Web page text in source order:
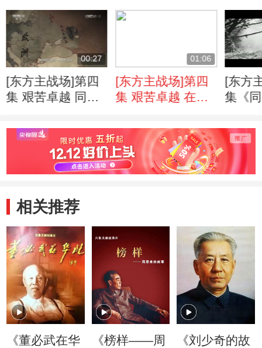
00:27
[东方主战场]第四
集 艰苦卓越 同盟
界战局
01:06
[东方主战场]第四
集 艰苦卓越 在一
和日军搏斗
[东方
集《
相关推荐
《董必武在华
《榜样——周
《刘少奇的故